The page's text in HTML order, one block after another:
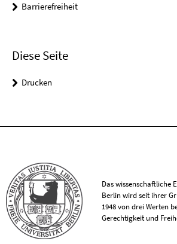
Barrierefreiheit
Diese Seite
Drucken
Das wissenschaftliche
Berlin wird seit ihrer
1948 von drei Werten
Gerechtigkeit und